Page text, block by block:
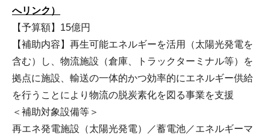
へリンク）
【予算額】15億円
【補助内容】再生可能エネルギーを活用（太陽光発電を
含む）し、物流施設（倉庫、トラックターミナル等）を
拠点に施設、輸送の一体的かつ効率的にエネルギー供給
を行うことにより物流の脱炭素化を図る事業を支援
＜補助対象設備等＞
再エネ発電施設（太陽光発電）／蓄電池／エネルギーマ